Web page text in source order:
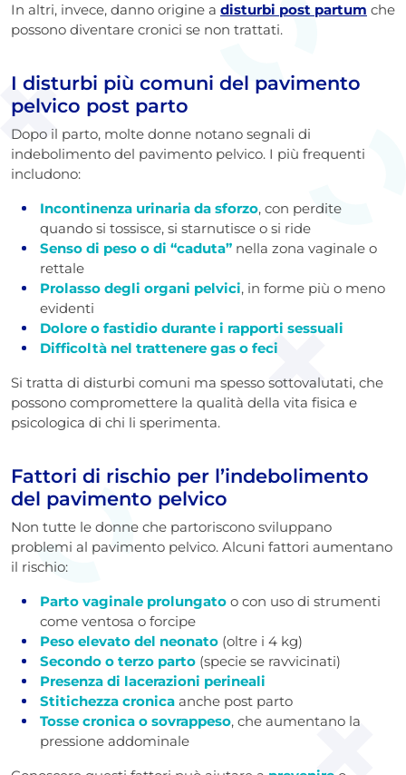
In altri, invece, danno origine a disturbi post partum che
possono diventare cronici se non trattati.
I disturbi più comuni del pavimento
pelvico post parto
Dopo il parto, molte donne notano segnali di
indebolimento del pavimento pelvico. I più frequenti
includono:
Incontinenza urinaria da sforzo, con perdite
quando si tossisce, si starnutisce o si ride
Senso di peso o di “caduta” nella zona vaginale o
rettale
Prolasso degli organi pelvici, in forme più o meno
evidenti
Dolore o fastidio durante i rapporti sessuali
Difficoltà nel trattenere gas o feci
Si tratta di disturbi comuni ma spesso sottovalutati, che
possono compromettere la qualità della vita fisica e
psicologica di chi li sperimenta.
Fattori di rischio per l’indebolimento
del pavimento pelvico
Non tutte le donne che partoriscono sviluppano
problemi al pavimento pelvico. Alcuni fattori aumentano
il rischio:
Parto vaginale prolungato o con uso di strumenti
come ventosa o forcipe
Peso elevato del neonato (oltre i 4 kg)
Secondo o terzo parto (specie se ravvicinati)
Presenza di lacerazioni perineali
Stitichezza cronica anche post parto
Tosse cronica o sovrappeso, che aumentano la
pressione addominale